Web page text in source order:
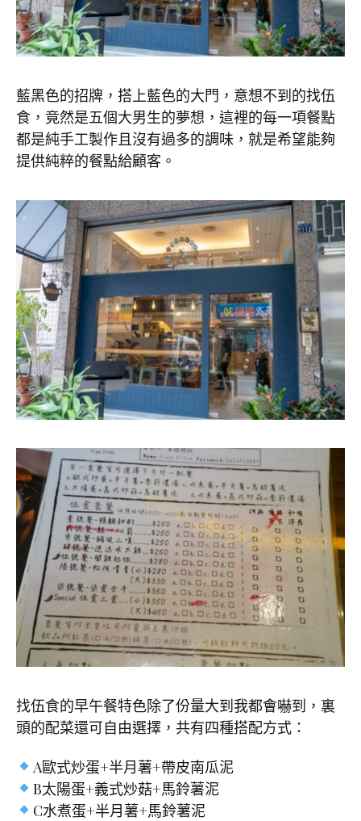
藍黑色的招牌，搭上藍色的大門，意想不到的找伍
食，竟然是五個大男生的夢想，這裡的每一項餐點
都是純手工製作且沒有過多的調味，就是希望能夠
提供純粹的餐點給顧客。
找伍食的早午餐特色除了份量大到我都會嚇到，裏
頭的配菜還可自由選擇，共有四種搭配方式：
A歐式炒蛋+半月薯+帶皮南瓜泥
B太陽蛋+義式炒菇+馬鈴薯泥
C水煮蛋+半月薯+馬鈴薯泥